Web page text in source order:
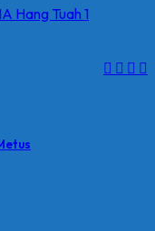
Hang Tuah 1